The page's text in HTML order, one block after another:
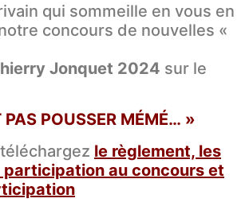
qui sommeille en vous en
concours de nouvelles «
Jonquet 2024 sur le
PAS POUSSER MÉMÉ… »
le règlement, les
participation au concours et